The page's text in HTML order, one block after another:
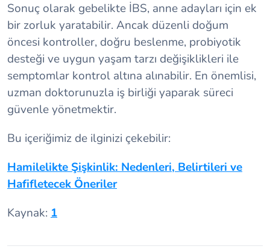
Sonuç olarak gebelikte İBS, anne adayları için ek
bir zorluk yaratabilir. Ancak düzenli doğum
öncesi kontroller, doğru beslenme, probiyotik
desteği ve uygun yaşam tarzı değişiklikleri ile
semptomlar kontrol altına alınabilir. En önemlisi,
uzman doktorunuzla iş birliği yaparak süreci
güvenle yönetmektir.
Bu içeriğimiz de ilginizi çekebilir:
Hamilelikte Şişkinlik: Nedenleri, Belirtileri ve
Hafifletecek Öneriler
Kaynak:1